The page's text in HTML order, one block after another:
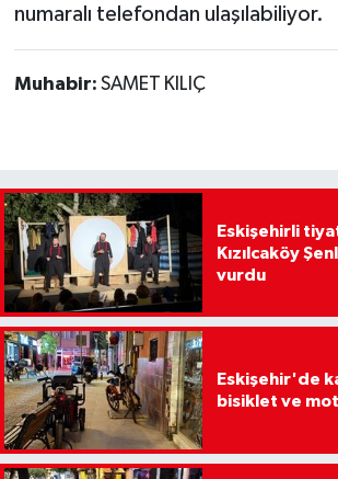
numaralı telefondan ulaşılabiliyor.
Muhabir: SAMET KILIÇ
Eskişehirli
Kızılcaköy
vurdu
Eskişehir'de
bisiklet ve